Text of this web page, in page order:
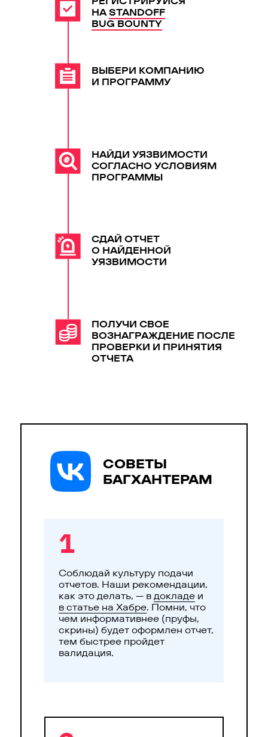
НАSTANDOFF
BUG BOUNTY
ВЫБЕРИ КОМПАНИЮ
И ПРОГРАММУ
НАЙДИ УЯЗВИМОСТИ
СОГЛАСНО УСЛОВИЯМ
ПРОГРАММЫ
СДАЙ ОТЧЕТ
О НАЙДЕННОЙ
УЯЗВИМОСТИ
ПОЛУЧИ СВОЕ
ВОЗНАГРАЖДЕНИЕ ПОСЛЕ
ПРОВЕРКИ И ПРИНЯТИЯ
ОТЧЕТА
СОВЕТЫ
БАГХАНТЕРАМ
Соблюдай культуру подачи
отчетов. Наши рекомендации,
как это делать, — в докладе и
в статье на Хабре. Помни, что
чем информативнее (пруфы,
скрины) будет оформлен отчет,
тем быстрее пройдет
валидация.
1